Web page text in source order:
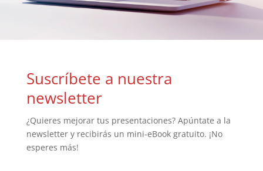
Suscríbete a nuestra
newsletter
¿Quieres mejorar tus presentaciones? Apúntate a la
newsletter y recibirás un mini-eBook gratuito. ¡No
esperes más!